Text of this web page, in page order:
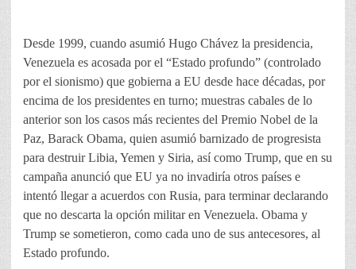
Desde 1999, cuando asumió Hugo Chávez la presidencia,
Venezuela es acosada por el “Estado profundo” (controlado
por el sionismo) que gobierna a EU desde hace décadas, por
encima de los presidentes en turno; muestras cabales de lo
anterior son los casos más recientes del Premio Nobel de la
Paz, Barack Obama, quien asumió barnizado de progresista
para destruir Libia, Yemen y Siria, así como Trump, que en su
campaña anunció que EU ya no invadiría otros países e
intentó llegar a acuerdos con Rusia, para terminar declarando
que no descarta la opción militar en Venezuela. Obama y
Trump se sometieron, como cada uno de sus antecesores, al
Estado profundo.